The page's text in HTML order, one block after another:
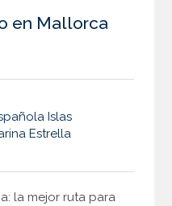
en Mallorca
Islas
Estrella
la mejor ruta para